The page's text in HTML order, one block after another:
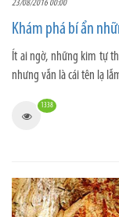
23/08/2016 00:00
Khám phá bí ẩn
Ít ai ngờ, những kim tự
nhưng vẫn là cái tên lạ
1338